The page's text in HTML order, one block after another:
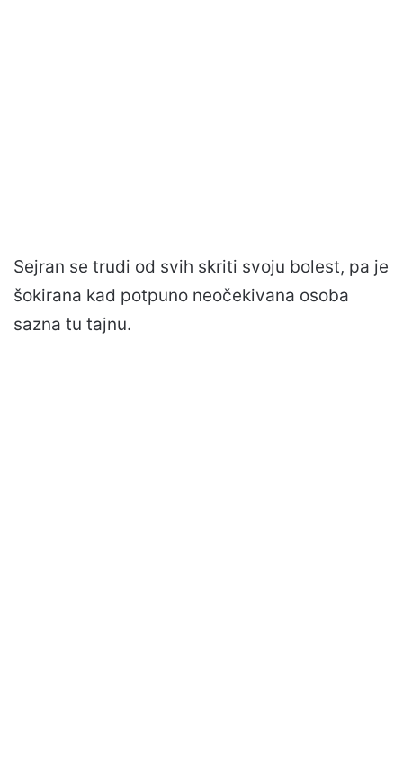
Sejran se trudi od svih skriti svoju bolest, pa je
šokirana kad potpuno neočekivana osoba
sazna tu tajnu.